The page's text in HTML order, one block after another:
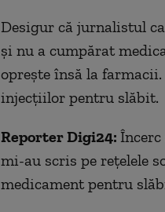
Desigur că jurnalistul
și nu a cumpărat
oprește însă la
injecțiilor pentru slăbit.
Reporter Digi24:
mi-au scris pe rețelele
medicament pentru